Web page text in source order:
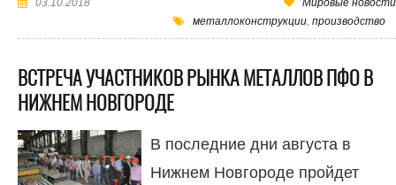
металлоконструкции, производство
ВСТРЕЧА УЧАСТНИКОВ РЫНКА МЕТАЛЛОВ ПФО В
НИЖНЕМ НОВГОРОДЕ
В последние дни августа в
Нижнем Новгороде пройдет